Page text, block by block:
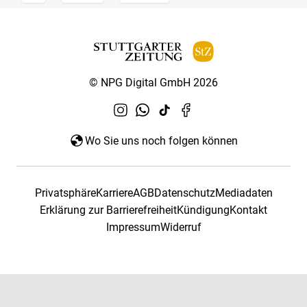
© NPG Digital GmbH 2026
Wo Sie uns noch folgen können
PrivatsphäreKarriereAGBDatenschutzMediadaten
Erklärung zur BarrierefreiheitKündigungKontakt
ImpressumWiderruf